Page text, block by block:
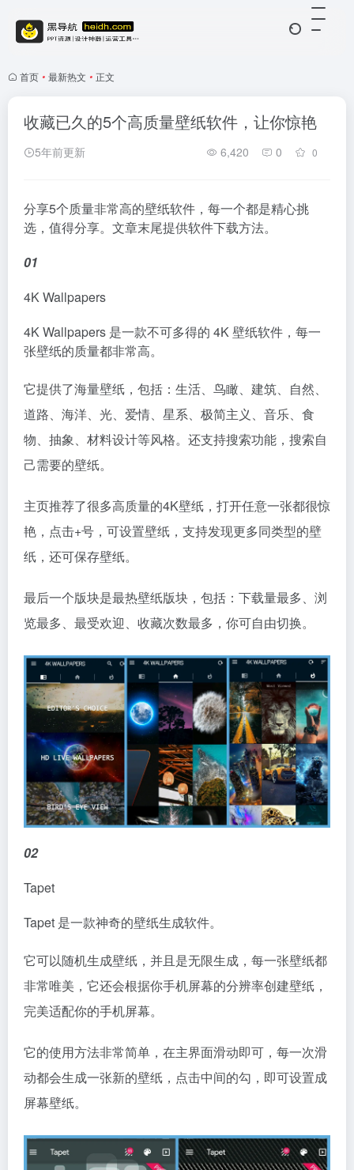
首页 • 最新热文 • 正文
收藏已久的5个高质量壁纸软件，让你惊艳
5年前更新 6,420 0 0
分享5个质量非常高的壁纸软件，每一个都是精心挑
选，值得分享。文章末尾提供软件下载方法。
01
4K Wallpapers
4K Wallpapers 是一款不可多得的 4K 壁纸软件，每一
张壁纸的质量都非常高。
它提供了海量壁纸，包括：生活、鸟瞰、建筑、自然、
道路、海洋、光、爱情、星系、极简主义、音乐、食
物、抽象、材料设计等风格。还支持搜索功能，搜索自
己需要的壁纸。
主页推荐了很多高质量的4K壁纸，打开任意一张都很惊
艳，点击+号，可设置壁纸，支持发现更多同类型的壁
纸，还可保存壁纸。
最后一个版块是最热壁纸版块，包括：下载量最多、浏
览最多、最受欢迎、收藏次数最多，你可自由切换。
02
Tapet
Tapet 是一款神奇的壁纸生成软件。
它可以随机生成壁纸，并且是无限生成，每一张壁纸都
非常唯美，它还会根据你手机屏幕的分辨率创建壁纸，
完美适配你的手机屏幕。
它的使用方法非常简单，在主界面滑动即可，每一次滑
动都会生成一张新的壁纸，点击中间的勾，即可设置成
屏幕壁纸。